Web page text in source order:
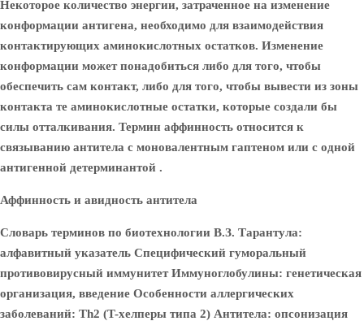
Некоторое количество энергии, затраченное на изменение
конформации антигена, необходимо для взаимодействия
контактирующих аминокислотных остатков. Изменение
конформации может понадобиться либо для того, чтобы
обеспечить сам контакт, либо для того, чтобы вывести из зоны
контакта те аминокислотные остатки, которые создали бы
силы отталкивания. Термин аффинность относится к
связыванию антитела с моновалентным гаптеном или с одной
антигенной детерминантой .
Аффинность и авидность антитела
Словарь терминов по биотехнологии В.З. Тарантула:
алфавитный указатель Специфический гуморальный
противовирусный иммунитет Иммуноглобулины: генетическая
организация, введение Особенности аллергических
заболеваний: Th2 (T-хелперы типа 2) Антитела: опсонизация